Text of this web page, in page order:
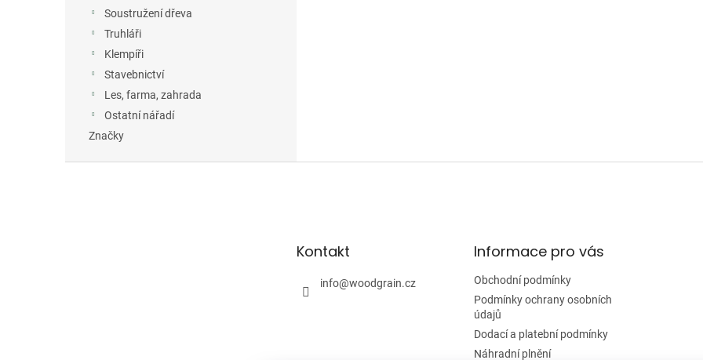
Soustružení dřeva
Truhláři
Klempíři
Stavebnictví
Les, farma, zahrada
Ostatní nářadí
Značky
Kontakt
info@woodgrain.cz
Informace pro vás
Obchodní podmínky
Podmínky ochrany osobních
údajů
Dodací a platební podmínky
Náhradní plnění